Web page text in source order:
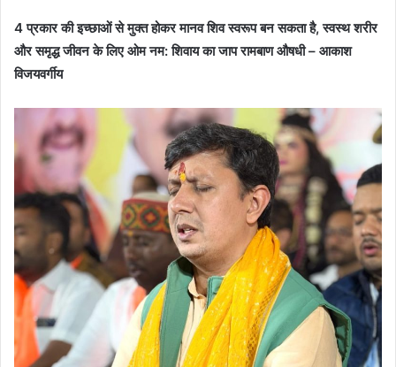
4 प्रकार की इच्छाओं से मुक्त होकर मानव शिव स्वरूप बन सकता है, स्वस्थ शरीर
और समृद्ध जीवन के लिए ओम नम: शिवाय का जाप रामबाण औषधी – आकाश
विजयवर्गीय